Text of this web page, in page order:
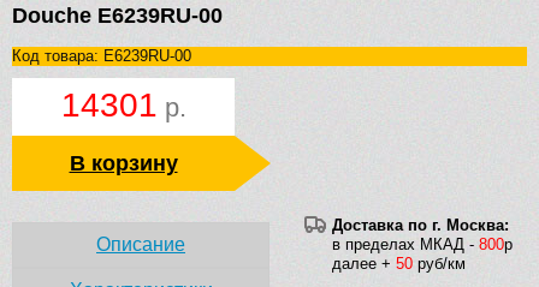
Douche E6239RU-00
Код товара: E6239RU-00
14301 р.
В корзину
Доставка по г. Москва:
в пределах МКАД - 800р
далее + 50 руб/км
Описание